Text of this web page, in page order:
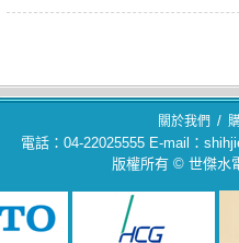
關於我們 /
電話：04-22025555 E-mail：
版權所有 © 世傑水